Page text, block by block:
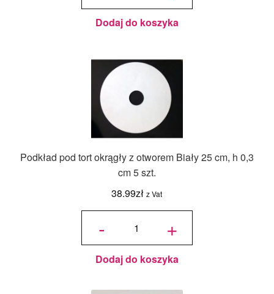
Biały 9
cm, h
szt.
Dodaj do koszyka
Podkład pod tort okrągły z otworem Biały 25 cm, h 0,3
cm 5 szt.
38.99zł z Vat
-
ilość
okrągły
z
Biały 25
cm, h
szt.
+
Dodaj do koszyka